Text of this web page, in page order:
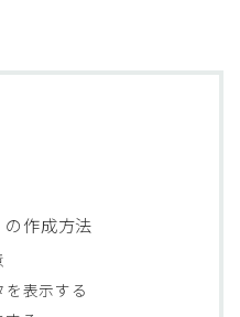
作成方法
表示する